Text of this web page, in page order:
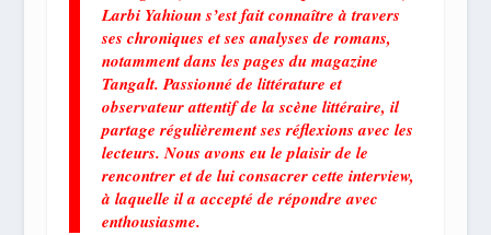
Larbi Yahioun s’est fait connaître à travers
ses chroniques et ses analyses de romans,
notamment dans les pages du magazine
Tangalt. Passionné de littérature et
observateur attentif de la scène littéraire, il
partage régulièrement ses réflexions avec les
lecteurs. Nous avons eu le plaisir de le
rencontrer et de lui consacrer cette interview,
à laquelle il a accepté de répondre avec
enthousiasme.